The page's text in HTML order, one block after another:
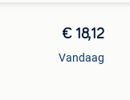
€ 18,12
Vandaag